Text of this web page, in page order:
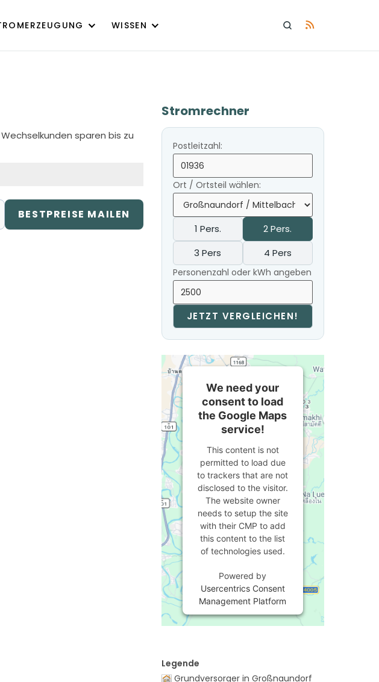
WISSEN
sparen bis zu
BESTPREISE MAILEN
Stromrechner
Postleitzahl:
Ort / Ortsteil wählen:
1 Pers.
2 Pers.
3 Pers
4 Pers
Personenzahl oder kWh angeben
JETZT VERGLEICHEN!
We need your
consent to load
the Google Maps
service!
This content is not
permitted to load due
to trackers that are not
disclosed to the visitor.
The website owner
needs to setup the site
with their CMP to add
this content to the list
of technologies used.
Powered by
Usercentrics Consent
Management Platform
Legende
Grundversorger in Großnaundorf